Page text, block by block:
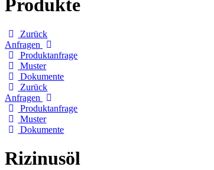
Produkte
Zurück
Anfragen
Produktanfrage
Muster
Dokumente
Zurück
Anfragen
Produktanfrage
Muster
Dokumente
Rizinusöl